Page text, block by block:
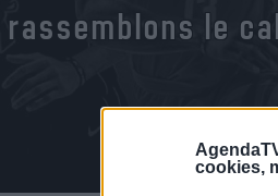
cookies,
rassemblons le